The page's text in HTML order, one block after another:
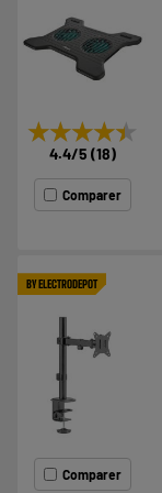
★★★★★
★★★★★
4.4/5 (18)
Comparer
BY ELECTRODEPOT
Comparer